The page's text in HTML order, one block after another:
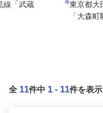
線「武蔵
東京都大
「大森
全 11件中 1 - 11件を表示